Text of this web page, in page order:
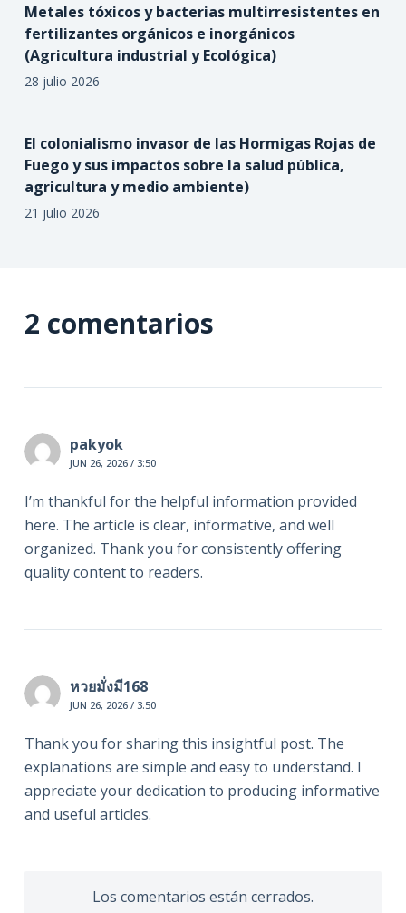
Metales tóxicos y bacterias multirresistentes en
fertilizantes orgánicos e inorgánicos
(Agricultura industrial y Ecológica)
28 julio 2026
El colonialismo invasor de las Hormigas Rojas de
Fuego y sus impactos sobre la salud pública,
agricultura y medio ambiente)
21 julio 2026
2 comentarios
pakyok
JUN 26, 2026 / 3:50
I’m thankful for the helpful information provided
here. The article is clear, informative, and well
organized. Thank you for consistently offering
quality content to readers.
หวยมั่งมี168
JUN 26, 2026 / 3:50
Thank you for sharing this insightful post. The
explanations are simple and easy to understand. I
appreciate your dedication to producing informative
and useful articles.
Los comentarios están cerrados.